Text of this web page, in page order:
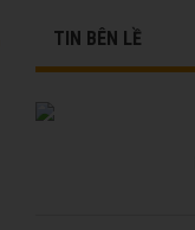
TIN BÊN LỀ